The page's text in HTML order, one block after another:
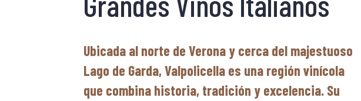
Ubicada al norte de Verona y cerca del majestuoso
Lago de Garda, Valpolicella es una región vinícola
que combina historia, tradición y excelencia. Su